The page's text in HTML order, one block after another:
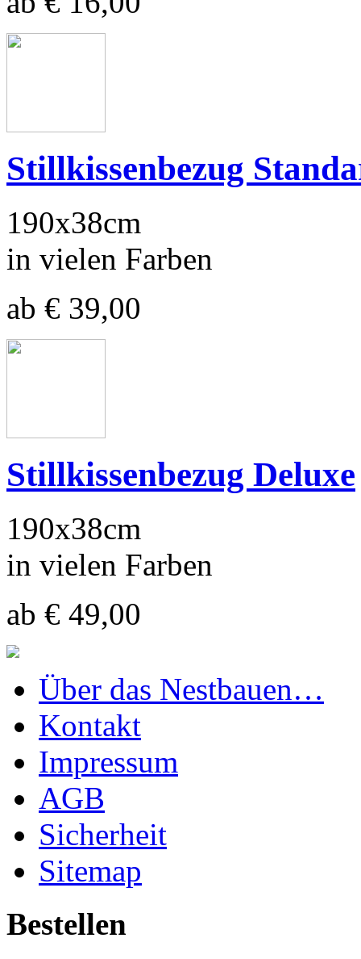
Stillkissenbezug
190x38cm
in vielen Farben
ab € 39,00
Stillkissenbezug Deluxe
190x38cm
in vielen Farben
ab € 49,00
Über das Nestbauen…
Kontakt
Impressum
AGB
Sicherheit
Sitemap
Bestellen